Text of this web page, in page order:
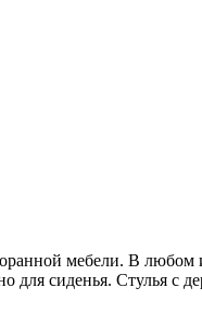
мебели. В
сиденья. Стулья с